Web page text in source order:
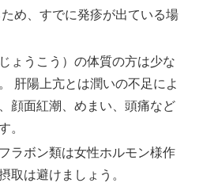
め、すでに発疹が出ている場
ょうこう）の体質の方は少な
肝陽上亢とは潤いの不足によ
顔面紅潮、めまい、頭痛など
。
ラボン類は女性ホルモン様作
取は避けましょう。